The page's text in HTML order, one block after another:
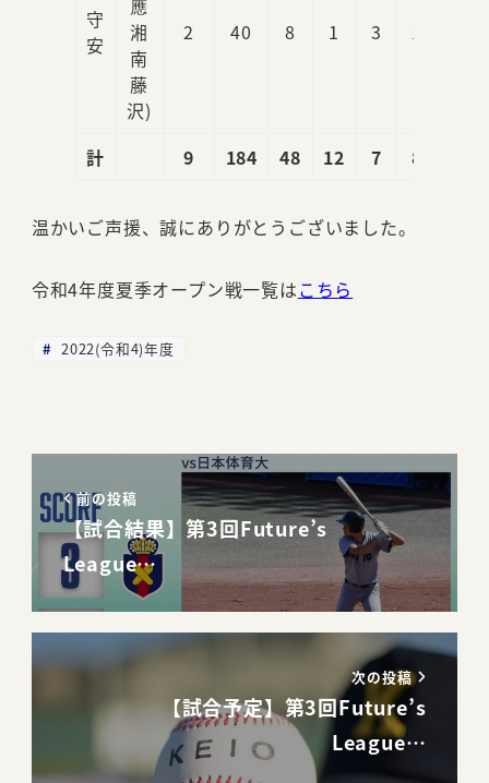
守
安
湘
南
藤
沢)
2 40 8 1 3
計 9 184 48 12 7 8
温かいご声援、誠にありがとうございました。
令和4年度夏季オープン戦一覧はこちら
2022(令和4)年度
前の投稿
【試合結果】第3回Future’s
League…
次の投稿
【試合予定】第3回Future’s
League…